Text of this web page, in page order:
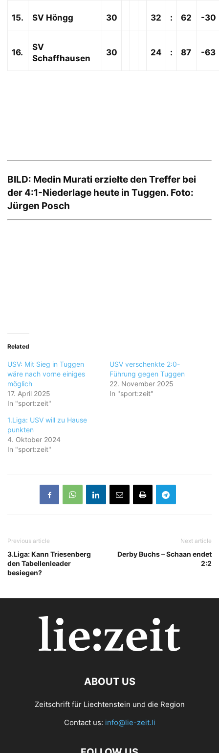
15. SV Höngg 30 32 : 62 -30
16.
SV
Schaffhausen
30 24 : 87 -63
BILD: Medin Murati erzielte den Treffer bei
der 4:1-Niederlage heute in Tuggen. Foto:
Jürgen Posch
Related
USV: Mit Sieg in Tuggen
wäre nach vorne einiges
möglich
17. April 2025
In "sport:zeit"
USV verschenkte 2:0-
Führung gegen Tuggen
22. November 2025
In "sport:zeit"
1.Liga: USV will zu Hause
punkten
4. Oktober 2024
In "sport:zeit"
Previous article
3.Liga: Kann Triesenberg
den Tabellenleader
besiegen?
Next article
Derby Buchs – Schaan endet
2:2
ABOUT US
Zeitschrift für Liechtenstein und die Region
Contact us: info@lie-zeit.li